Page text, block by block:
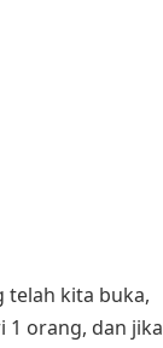
telah kita buka,
1 orang, dan jika